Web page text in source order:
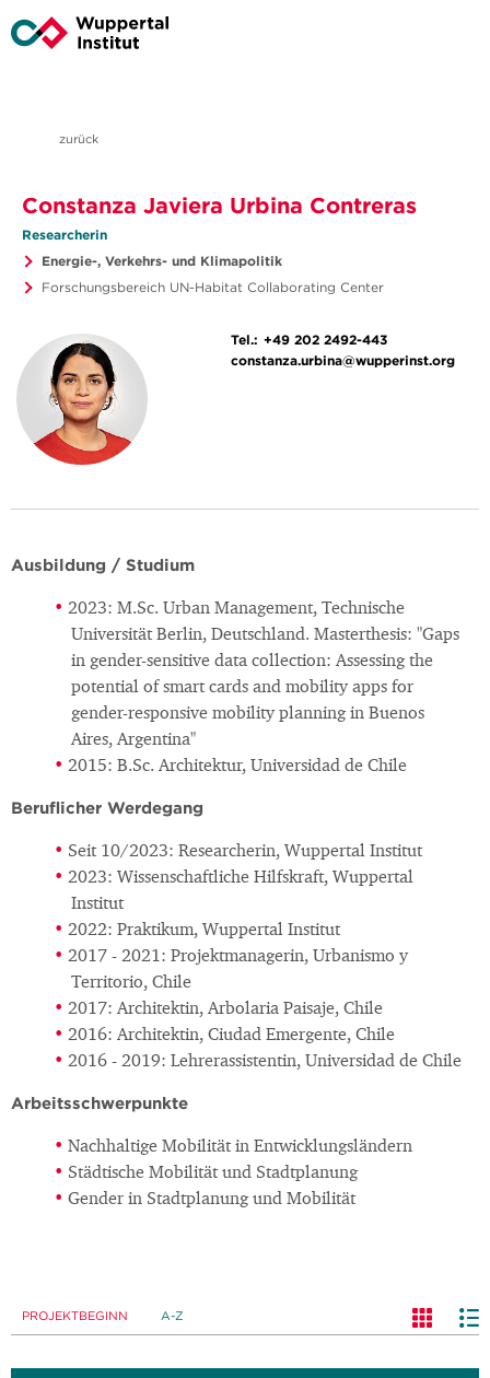
zurück
Constanza Javiera Urbina Contreras
Researcherin
Energie-, Verkehrs- und Klimapolitik
Forschungsbereich UN-Habitat Collaborating Center
Tel.: +49 202 2492-443
constanza.urbina@wupperinst.org
Ausbildung / Studium
2023: M.Sc. Urban Management, Technische
Universität Berlin, Deutschland. Masterthesis: "Gaps
in gender-sensitive data collection: Assessing the
potential of smart cards and mobility apps for
gender-responsive mobility planning in Buenos
Aires, Argentina"
2015: B.Sc. Architektur, Universidad de Chile
Beruflicher Werdegang
Seit 10/2023: Researcherin, Wuppertal Institut
2023: Wissenschaftliche Hilfskraft, Wuppertal
Institut
2022: Praktikum, Wuppertal Institut
2017 - 2021: Projektmanagerin, Urbanismo y
Territorio, Chile
2017: Architektin, Arbolaria Paisaje, Chile
2016: Architektin, Ciudad Emergente, Chile
2016 - 2019: Lehrerassistentin, Universidad de Chile
Arbeitsschwerpunkte
Nachhaltige Mobilität in Entwicklungsländern
Städtische Mobilität und Stadtplanung
Gender in Stadtplanung und Mobilität
PROJEKTBEGINN A-Z